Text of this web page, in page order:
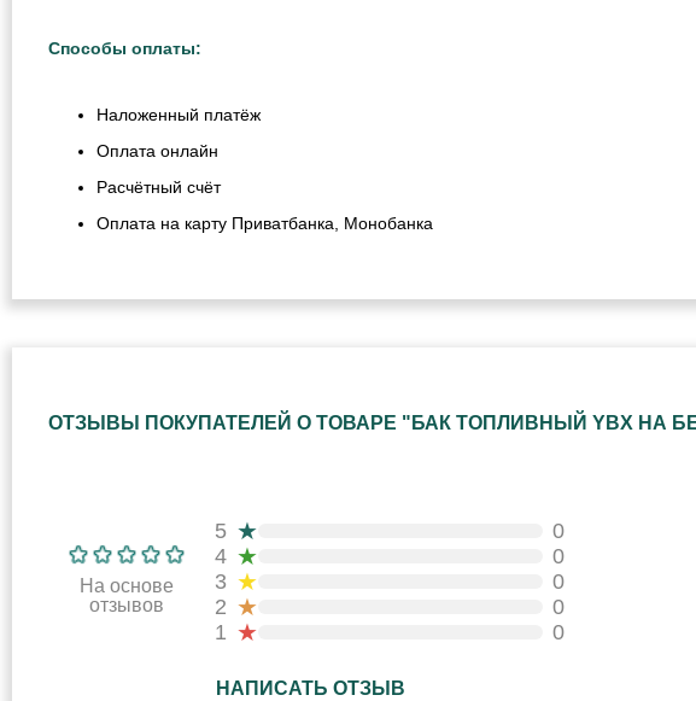
Способы оплаты:
Наложенный платёж
Оплата онлайн
Расчётный счёт
Оплата на карту Приватбанка, Монобанка
ОТЗЫВЫ ПОКУПАТЕЛЕЙ О ТОВАРЕ "БАК ТОПЛИВНЫЙ YBX НА
На основе
отзывов
5 ★
0
4 ★
0
3 ★
0
2 ★
0
1 ★ 0
НАПИСАТЬ ОТЗЫВ